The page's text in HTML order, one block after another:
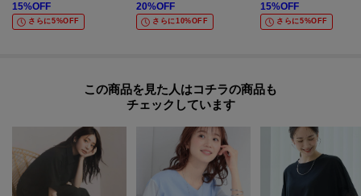
15%OFF
さらに5%OFF
20%OFF
さらに10%OFF
15%OFF
さらに5%OFF
この商品を見た人はコチラの商品も
チェックしています